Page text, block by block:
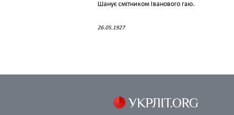
Шанує смітником Іванового гаю.
26.05.1927